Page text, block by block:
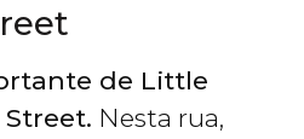
de Little
Nesta rua,